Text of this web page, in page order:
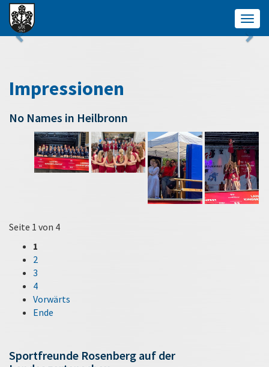
Impressionen
No Names in Heilbronn
Seite 1 von 4
1
2
3
4
Vorwärts
Ende
Sportfreunde Rosenberg auf der